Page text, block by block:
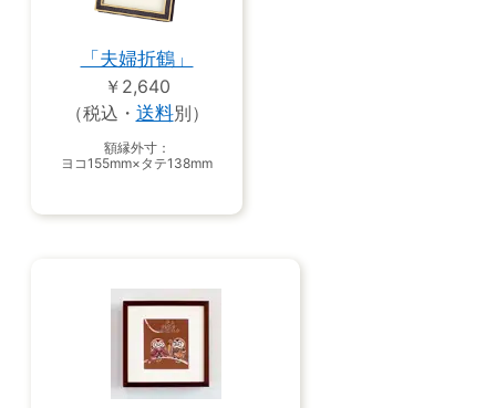
「夫婦折鶴」
￥2,640
（税込・ 送料別）
額縁外寸：
ヨコ155mm×タテ138mm